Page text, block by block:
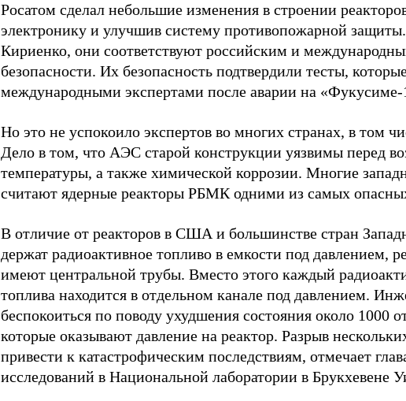
Росатом сделал небольшие изменения в строении
электронику и улучшив систему противопожарной
Кириенко, они соответствуют российским и
безопасности. Их безопасность подтвердили тесты,
международными экспертами после аварии на «Фукусиме-
Но это не успокоило экспертов во многих странах, в том
Дело в том, что АЭС старой конструкции уязвимы перед
температуры, а также химической коррозии. Многие
считают ядерные реакторы РБМК одними из самых
В отличие от реакторов в США и большинстве стран
держат радиоактивное топливо в емкости под давлением,
имеют центральной трубы. Вместо этого каждый
топлива находится в отдельном канале под давлением.
беспокоиться по поводу ухудшения состояния около 1000
которые оказывают давление на реактор. Разрыв
привести к катастрофическим последствиям, отмечает
исследований в Национальной лаборатории в Брукхевене